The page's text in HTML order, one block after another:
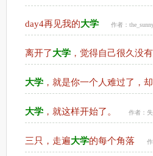
day4再见我的大学 作者：
离开了大学 ，觉得自己很久没
大学 ，就是你一个人难过了，
大学 ，就这样开始了。 作者：
三只，走遍大学的每个角落